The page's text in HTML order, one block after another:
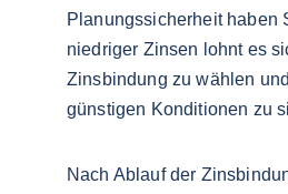
Planungssicherheit haben
niedriger Zinsen lohnt es
Zinsbindung zu wählen
günstigen Konditionen zu
Nach Ablauf der